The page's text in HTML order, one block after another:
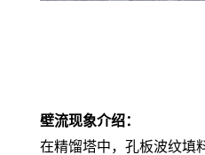
壁流现象介绍：
在精馏塔中，孔板波纹填